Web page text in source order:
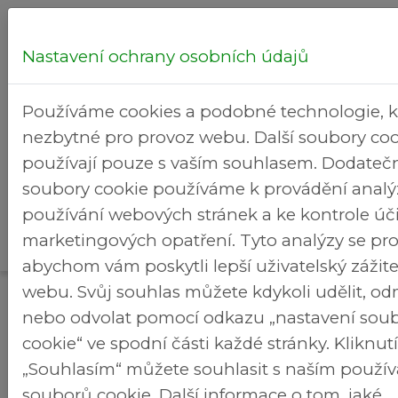
Hledej...
Brezineves.cz >
Kultura
a volný
čas
Kalendář
akcí
Rekreační
areál
Kalendář akcí
Rozpis zápasu fotbalu
Nastavení ochrany osobních údajů
Používáme cookies a podobné technologie,
nezbytné pro provoz webu. Další soubory
používají pouze s vaším souhlasem.
soubory cookie používáme k provádění
používání webových stránek a ke kontrole
marketingových opatření. Tyto analýzy se
abychom vám poskytli lepší uživatelský
webu. Svůj souhlas můžete kdykoli udělit,
nebo odvolat pomocí odkazu „nastavení
cookie“ ve spodní části každé stránky.
„Souhlasím“ můžete souhlasit s naším